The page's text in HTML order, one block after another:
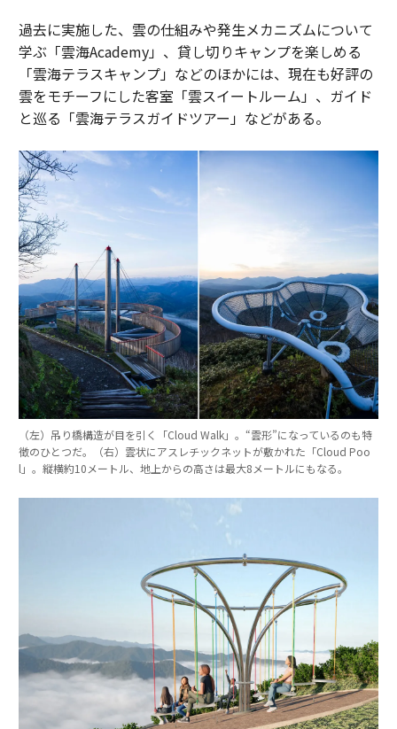
過去に実施した、雲の仕組みや発生メカニズムについて
学ぶ「雲海Academy」、貸し切りキャンプを楽しめる
「雲海テラスキャンプ」などのほかには、現在も好評の
雲をモチーフにした客室「雲スイートルーム」、ガイド
と巡る「雲海テラスガイドツアー」などがある。
（左）吊り橋構造が目を引く「Cloud Walk」。“雲形”になっているのも特
徴のひとつだ。（右）雲状にアスレチックネットが敷かれた「Cloud Poo
l」。縦横約10メートル、地上からの高さは最大8メートルにもなる。